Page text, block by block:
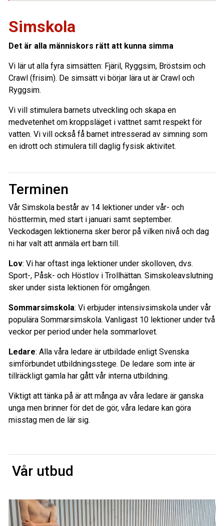
Simskola
Det är alla människors rätt att kunna simma
Vi lär ut alla fyra simsätten: Fjäril, Ryggsim, Bröstsim och
Crawl (frisim). De simsätt vi börjar lära ut är Crawl och
Ryggsim.
Vi vill stimulera barnets utveckling och skapa en
medvetenhet om kroppsläget i vattnet samt respekt för
vatten. Vi vill också få barnet intresserad av simning som
en idrott och stimulera till daglig fysisk aktivitet.
Terminen
Vår Simskola består av 14 lektioner under vår- och
hösttermin, med start i januari samt september.
Veckodagen lektionerna sker beror på vilken nivå och dag
ni har valt att anmäla ert barn till.
Lov: Vi har oftast inga lektioner under skolloven, dvs.
Sport-, Påsk- och Höstlov i Trollhättan. Simskoleavslutning
sker under sista lektionen för omgången.
Sommarsimskola: Vi erbjuder intensivsimskola under vår
populära Sommarsimskola. Vanligast 10 lektioner under två
veckor per period under hela sommarlovet.
Ledare: Alla våra ledare är utbildade enligt Svenska
simförbundet utbildningsstege. De ledare som inte är
tillräckligt gamla har gått vår interna utbildning.
Viktigt att tänka på är att många av våra ledare är ganska
unga men brinner för det de gör, våra ledare kan göra
misstag men de lär sig.
Vår utbud